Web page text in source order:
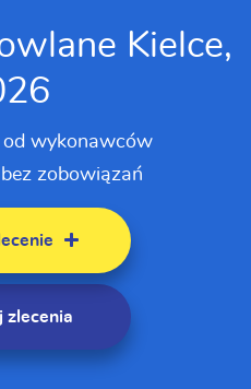
Kielce,
wykonawców
zobowiązań
zlecenia